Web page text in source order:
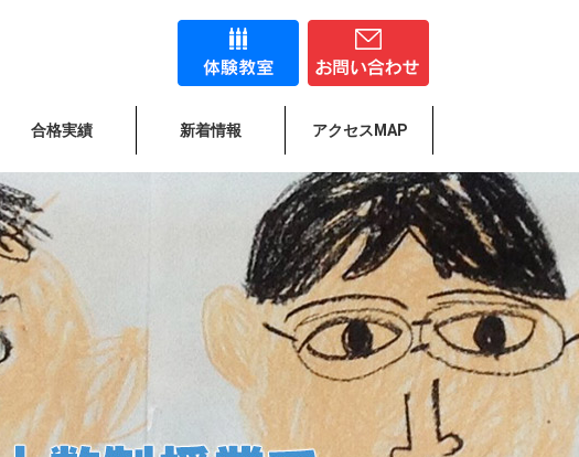
合格実績 新着情報 アクセスMAP